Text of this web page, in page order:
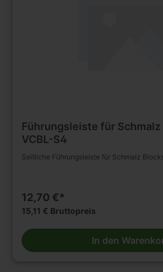
Führungsleiste für
VCBL-S4
Seitliche Führungsleiste für Schmalz
12,70 €*
15,11 € Bruttopreis
In den